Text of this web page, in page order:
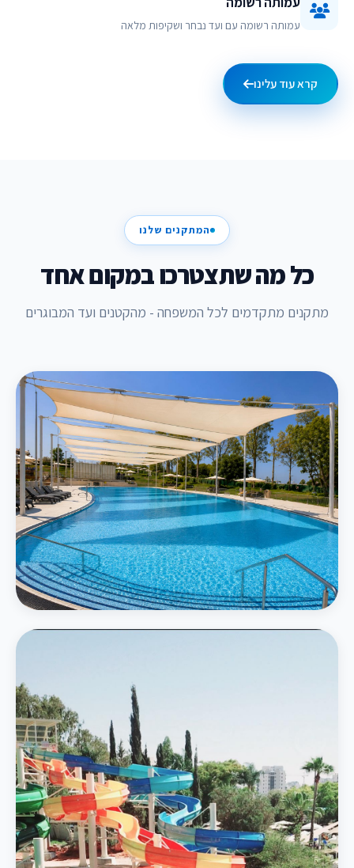
עמותה רשומה עם ועד נבחר ושקיפות מלאה
קרא עוד עלינו
המתקנים שלנו
כל מה שתצטרכו במקום אחד
מתקנים מתקדמים לכל המשפחה - מהקטנים ועד המבוגרים
בריכה חיצונית גדולה
פרטים נוספים